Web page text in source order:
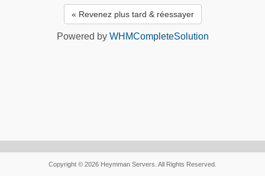
« Revenez plus tard & réessayer
Powered by WHMCompleteSolution
Copyright © 2026 Heymman Servers. All Rights Reserved.